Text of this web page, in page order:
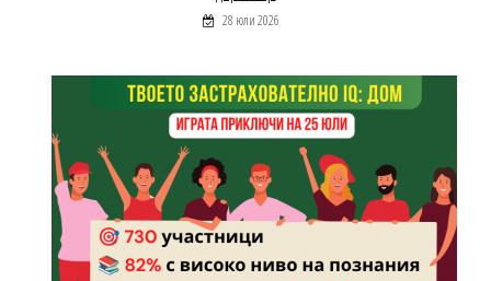
28 юли 2026